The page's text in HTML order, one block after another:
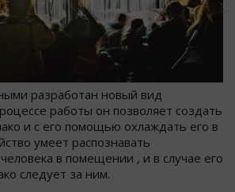
разработан новый вид
работы он позволяет создать
и с его помощью охлаждать его в
умеет распознавать
в помещении , и в случае его
следует за ним.